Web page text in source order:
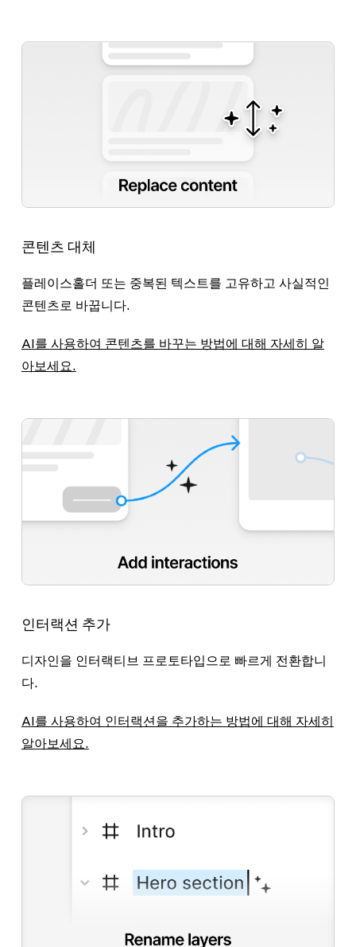
콘텐츠 대체
플레이스홀더 또는 중복된 텍스트를 고유하고 사실적인
콘텐츠로 바꿉니다.
AI를 사용하여 콘텐츠를 바꾸는 방법에 대해 자세히 알
아보세요.
인터랙션 추가
디자인을 인터랙티브 프로토타입으로 빠르게 전환합니
다.
AI를 사용하여 인터랙션을 추가하는 방법에 대해 자세히
알아보세요.